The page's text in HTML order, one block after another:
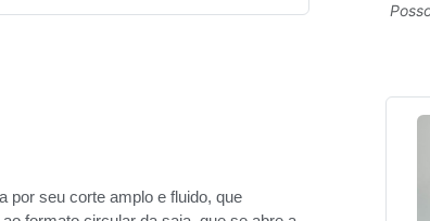
por seu corte amplo e fluido, que